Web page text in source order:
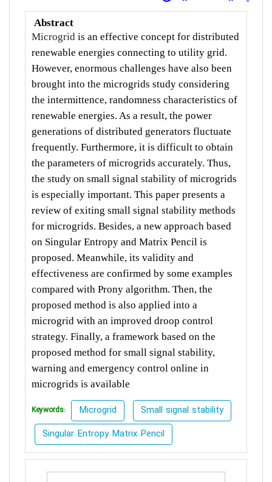
Abstract
Microgrid is an effective concept for distributed
renewable energies connecting to utility grid.
However, enormous challenges have also been
brought into the microgrids study considering
the intermittence, randomness characteristics of
renewable energies. As a result, the power
generations of distributed generators fluctuate
frequently. Furthermore, it is difficult to obtain
the parameters of microgrids accurately. Thus,
the study on small signal stability of microgrids
is especially important. This paper presents a
review of exiting small signal stability methods
for microgrids. Besides, a new approach based
on Singular Entropy and Matrix Pencil is
proposed. Meanwhile, its validity and
effectiveness are confirmed by some examples
compared with Prony algorithm. Then, the
proposed method is also applied into a
microgrid with an improved droop control
strategy. Finally, a framework based on the
proposed method for small signal stability,
warning and emergency control online in
microgrids is available
Keywords: Microgrid
Small signal stability
Singular Entropy Matrix Pencil